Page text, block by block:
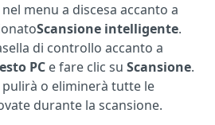
nel menu a discesa accanto a
Scansione intelligente.
di controllo accanto a
PC e fare clic su Scansione.
pulirà o eliminerà tutte le
durante la scansione.